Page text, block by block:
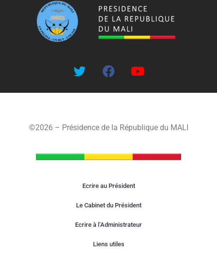
©2026 – Présidence de la République du MALI
Ecrire au Président
Le Cabinet du Président
Ecrire à l’Administrateur
Liens utiles